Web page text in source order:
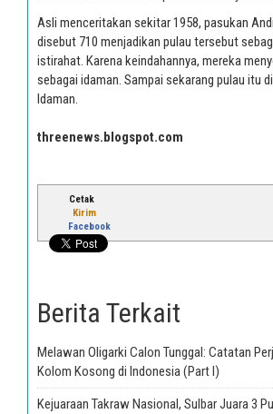
Asli menceritakan sekitar 1958, pasukan
disebut 710 menjadikan pulau tersebut
istirahat. Karena keindahannya, mereka
sebagai idaman. Sampai sekarang pulau itu
Idaman.
threenews.blogspot.com
Cetak
Kirim
Facebook
Berita Terkait
Melawan Oligarki Calon Tunggal: Catatan
Kolom Kosong di Indonesia (Part I)
Kejuaraan Takraw Nasional, Sulbar Juara 3